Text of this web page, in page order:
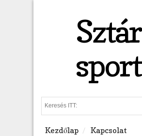
Sztár
sport
Kezdőlap Kapcsolat